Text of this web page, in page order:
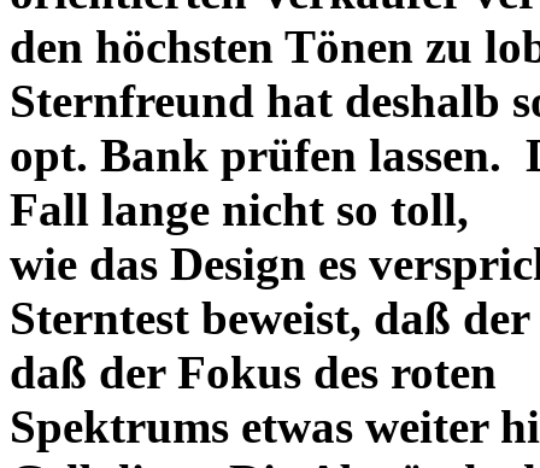
den höchsten Tönen zu
Sternfreund hat deshalb
opt. Bank prüfen lassen.
Fall lange nicht so toll,
wie das Design es
Sterntest beweist, daß
daß der Fokus des roten
Spektrums etwas weiter